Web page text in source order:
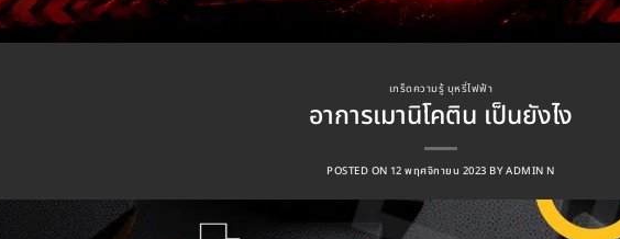
เกร็ดความรู้ บุหรี่ไฟฟ้า
อาการเมานิโคติน เป็นยังไง
POSTED ON 12 พฤศจิกายน 2023 BYADMIN N